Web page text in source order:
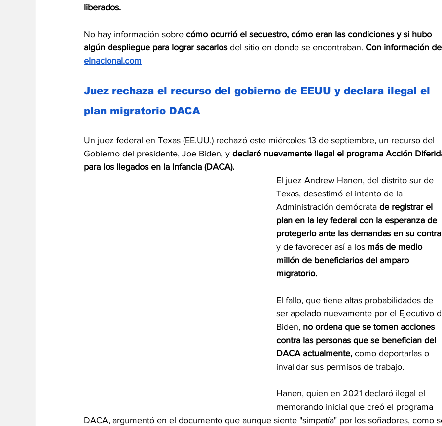
liberados.
No hay información sobre cómo ocurrió el secuestro, cómo eran las condiciones y si hubo
algún despliegue para lograr sacarlos del sitio en donde se encontraban. Con información
elnacional.com
Juez rechaza el recurso del gobierno de EEUU y declara ilegal el
plan migratorio DACA
Un juez federal en Texas (EE.UU.) rechazó este miércoles 13 de septiembre, un recurso del
Gobierno del presidente, Joe Biden, y declaró nuevamente ilegal el programa Acción
para los llegados en la Infancia (DACA).
El juez Andrew Hanen, del distrito sur de
Texas, desestimó el intento de la
Administración demócrata de registrar el
plan en la ley federal con la esperanza de
protegerlo ante las demandas en su
y de favorecer así a los más de medio
millón de beneficiarios del amparo
migratorio.
El fallo, que tiene altas probabilidades de
ser apelado nuevamente por el Ejecutivo
Biden, no ordena que se tomen acciones
contra las personas que se benefician del
DACA actualmente, como deportarlas o
invalidar sus permisos de trabajo.
Hanen, quien en 2021 declaró ilegal el
memorando inicial que creó el programa
DACA, argumentó en el documento que aunque siente "simpatía" por los soñadores, como